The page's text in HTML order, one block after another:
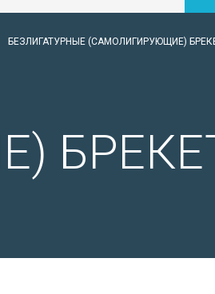
БЕЗЛИГАТУРНЫЕ (САМОЛИГИРУЮЩИЕ)